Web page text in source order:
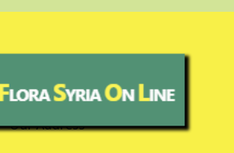
Our Address